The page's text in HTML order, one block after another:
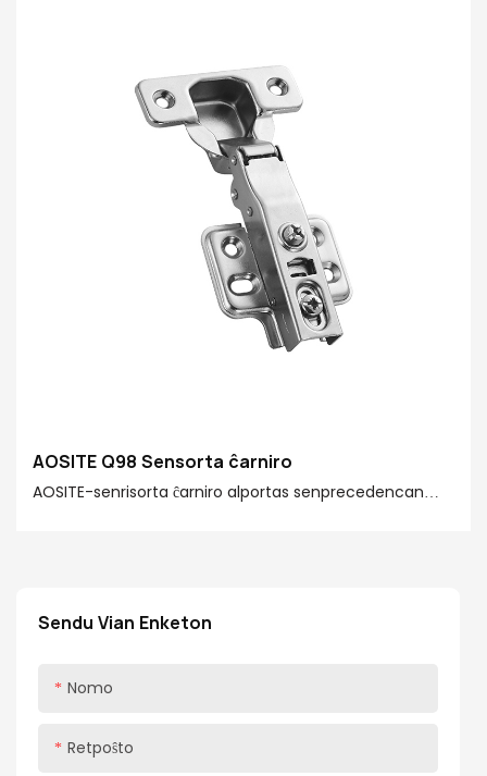
Sendu Vian Enketon
Nomo
Retpoŝto
AOSITE Q98 Sensorta ĉarniro
AOSITE-senrisorta ĉarniro alportas senprecedencan